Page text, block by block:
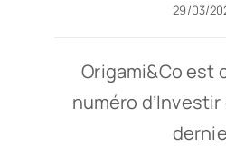
29/03/
Origami&Co est
numéro